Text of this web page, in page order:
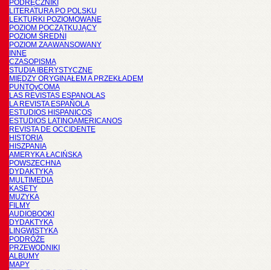
PODRĘCZNIKI
LITERATURA PO POLSKU
LEKTURKI POZIOMOWANE
POZIOM POCZĄTKUJĄCY
POZIOM ŚREDNI
POZIOM ZAAWANSOWANY
INNE
CZASOPISMA
STUDIA IBERYSTYCZNE
MIĘDZY ORYGINAŁEM A PRZEKŁADEM
PUNTOyCOMA
LAS REVISTAS ESPANOLAS
LA REVISTA ESPAÑOLA
ESTUDIOS HISPANICOS
ESTUDIOS LATINOAMERICANOS
REVISTA DE OCCIDENTE
HISTORIA
HISZPANIA
AMERYKA ŁACIŃSKA
POWSZECHNA
DYDAKTYKA
MULTIMEDIA
KASETY
MUZYKA
FILMY
AUDIOBOOKI
DYDAKTYKA
LINGWISTYKA
PODRÓŻE
PRZEWODNIKI
ALBUMY
MAPY